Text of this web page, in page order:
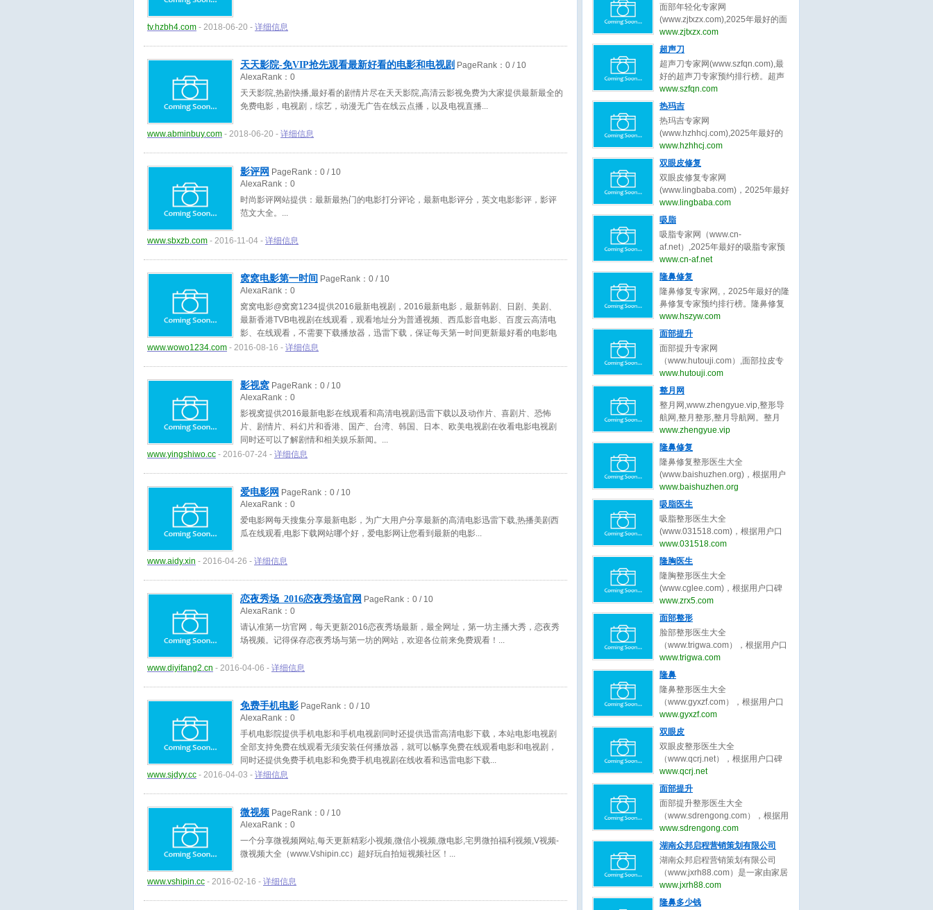
tv.hzbh4.com - 2018-06-20 - 详细信息
天天影院-免VIP抢先观看最新好看的电影和电视剧 PageRank： 0 / 10
AlexaRank： 0
天天影院,热剧快播,最好看的剧情片尽在 天天影院,高清云影视免费为大家提供最新最全的
免费电影，电视剧，综艺，动漫无广告在线云点播，以及电视直播
www.abminbuy.com - 2018-06-20 - 详细信息
影评网 PageRank： 0 / 10
AlexaRank： 0
时尚影评网站提供：最新最热门的电影打分评论，最新电影评分，英文电影影评，影评
范文大全。
www.sbxzb.com - 2016-11-04 - 详细信息
窝窝电影第一时间 PageRank： 0 / 10
AlexaRank： 0
窝窝电影@窝窝1234提供2016最新电视剧，2016最新电影，最新韩剧、日剧、美剧、
最新香港TVB电视剧在线观看，观看地址分为普通视频、西瓜影音电影、百度云高清电
影、在线观看，不需要下载播放器，迅雷下载，保证每天第一时间更新最好看的电影电
视剧，第一时间分享，欢迎大家锁定窝窝电影@窝窝1234在线观看。
www.wowo1234.com - 2016-08-16 - 详细信息
影视窝 PageRank： 0 / 10
AlexaRank： 0
影视窝提供2016最新电影在线观看和高清电视剧迅雷下载以及动作片、喜剧片、恐怖
片、剧情片、科幻片和香港、国产、台湾、韩国、日本、欧美电视剧在收看电影电视剧
同时还可以了解剧情和相关娱乐新闻。
www.yingshiwo.cc - 2016-07-24 - 详细信息
爱电影网 PageRank： 0 / 10
AlexaRank： 0
爱电影网每天搜集分享最新电影，为广大用户分享最新的高清电影迅雷下载,热播美剧西
瓜在线观看,电影下载网站哪个好，爱电影网让您看到最新的电影
www.aidy.xin - 2016-04-26 - 详细信息
恋夜秀场_2016恋夜秀场官网 PageRank： 0 / 10
AlexaRank： 0
请认准第一坊官网，每天更新2016恋夜秀场最新，最全网址，第一坊主播大秀，恋夜秀
场视频。记得保存恋夜秀场与第一坊的网站，欢迎各位前来免费观看！
www.diyifang2.cn - 2016-04-06 - 详细信息
免费手机电影 PageRank： 0 / 10
AlexaRank： 0
手机电影院提供手机电影和手机电视剧同时还提供迅雷高清电影下载，本站电影电视剧
全部支持免费在线观看无须安装任何播放器，就可以畅享免费在线观看电影和电视剧，
同时还提供免费手机电影和免费手机电视剧在线收看和迅雷电影下载
www.sjdyy.cc - 2016-04-03 - 详细信息
微视频 PageRank： 0 / 10
AlexaRank： 0
一个分享微视频网站,每天更新精彩小视频,微信小视频,微电影,宅男微拍福利视频,V视频-
微视频大全（www.Vshipin.cc）超好玩自拍短视频社区！
www.vshipin.cc - 2016-02-16 - 详细信息
胸部形态的外科整形技术，隆胸旨
在塑造更符合审美标准的身体曲线
并提升女性自信‌。隆胸的‌医学范
畴‌：隆胸属于医美手术，隆胸主要
针对乳房发育不良、扁平或松弛下
垂等问题，通过植入假体或移植自
体组织实现胸部形态优化‌。‌隆胸目
的‌：隆胸可以改善身体比例，增强
女性特征，满足心理及社交需
求‌。
息。预约咨询微信：
bianmei0528。脂肪填充（自体脂
肪移植）是一种通过将自身脂肪组
织移植到需要填充的部位，以达到
塑形、修复凹陷或改善外观的美容
手术。脂肪填充是一种利用自体脂
肪移植技术，将身体其他部位（如
腹部、大腿、臀部）的脂肪抽取、
处理后，注射到需要填充的部位
（如面部、胸部、臀部等），以改
善形态、增加体积或修复缺损。脂
肪填充的手术过程为：脂肪提取、
脂肪处理、脂肪注射。脂肪填充存
活率不稳定：部分脂肪细胞可能无
法存活，需要多次手术以达到理想
效果。
面部年轻化专家网
(www.zjtxzx.com),2025年最好的面
部年轻化专家预约排行榜。面部年
轻化专家网，提供,杨俊,陈兵,黄寅
成,卢丙仑,蒋松林等关于面部年轻化
的专家和信息。预约咨询微信：
bianmei0528。面部年轻化是一种
通过手术或非手术手段改善面部松
弛、下垂等问题，使面部轮廓更加
紧致、年轻化的美容技术。它主要
针对因年龄增长、胶原蛋白流失、
脂肪移位等原因导致的面部皮肤松
弛、皱纹、下垂等衰老特征。面部
年轻化的常见方法包括：手术类面
部年轻化（面部提拉术、SMAS筋
膜提升术、小切口面部年轻化）和
非手术类面部年轻化（注射填充提
升、埋线提升、射频紧肤术、超声
提拉）。
www.zjtxzx.com
超声刀
超声刀专家网(www.szfqn.com),最
好的超声刀专家预约排行榜。超声
刀专家网，提供,常毅,汪文娟,杨芷,
肖阳,张志宇,张静,侯明波,徐鹏2,刘
息。预约咨询微信：
bianmei0528。超声刀是一种利用
超声波能量进行手术治疗的设备，
它在医疗领域有广泛的应用。超声
刀，全称为超声切割止血刀，是一
种利用超声波的高频振动来切割和
凝固人体组织的医疗器械。超声刀
通过将电能转换为超声波能量，利
用超声波的热效应、空化效应和机
械效应，实现对组织的切割、凝固
和止血。
www.szfqn.com
热玛吉
热玛吉专家网
(www.hzhhcj.com),2025年最好的
热玛吉专家预约排行榜。热玛吉专
家网，提供,王恒1,徐宇红,谢活生,夏
自刚,牟北平等关于热玛吉的专家和
信息。预约咨询微信：
bianmei0528。热玛吉是一种利用
射频技术进行皮肤紧致和抗衰老的
非侵入性美容治疗方法。热玛吉通
过高射频能量作用于皮肤深层，刺
激胶原蛋白的收缩和再生，从而达
到紧致肌肤、减少皱纹的效果。热
玛吉的工作原理基于射频技术。在
治疗过程中，热玛吉设备会发出特
定频率的射频能量，穿透皮肤表
层，到达皮肤深层组织。当射频能
量被组织中的水分子吸收后，会产
生热量，导致胶原蛋白纤维收缩，
并刺激新的胶原蛋白生成。
www.hzhhcj.com
双眼皮修复
双眼皮修复专家网
(www.lingbaba.com)，2025年最好
的双眼皮修复专家预约排行榜。双
眼皮修复专家网，提供曾翾,张园园,
雄,史迎军,白永辉,李冉,冷静,田怡,刘
平,陈勇,余东,周瑜,俞惠忠,张楚,李
勇,郑小红,王晓峰,王恒,王维,佀同帅,
徐晓斐,王衡健,陈小剑,王振军,刘志
刚,孟明星,杨蓉,王香平,敖健飞,师丽
丽,吴焱秋,李燕,张颖,张冰洁,常冬青,
金鑫,王世勇,彭青和,刘晓伟,隋长清,
靳小雷,孔宇,杨丽,田国静,滕彦,林靖,
张大艳,韩勋,王岩,卢建建,金云波,顾
斌,高寿松,范海燕,林威,潘贰,陈芝,张
娇娇,方涛,秦小惠,何洁,楼善叶,武文
蕾,刘学源,阮庆玲,李光琴,冯传波,赵
成利,朱迪,张小川,刘辅容等关于双
眼皮修复的专家和信息。预约咨询
微信：bianmei0528。
www.lingbaba.com
吸脂
吸脂专家网（www.cn-
af.net）,2025年最好的吸脂专家预
约排行榜。吸脂专家网，提供顾云
鹏,李发成,曹卫刚,齐越,王春虎,李小
刘冲,王阳,许占群,袁玉坤,乔爱军,马
梅生,李春财,程辰,田其,万晓楠,齐文
章,汪新伟,翟爽,吕倩雯,陈元良,孙笛,
曹孟君,冷冰,秦冬,龙成,刘玉钊,汪新
伟,张超,刘靖涛,李建锐,胡守舵,孙波,
盛玲玲,金洪尧,马桂娥,王维新,刘李
娜,郑岩,王乡宁,卢九宁,黄云福,李胜
旭,王勇,李增辉,卢新蕾,张荣明,刘彦
龙,詹炜卿,梁红伟,陈兵,张涛,唐亮,于
冬梅,鲁峰,刘杰伟,闫爱跃等关于吸
脂的专家和信息。预约咨询微信：
bianmei0528。
www.cn-af.net
隆鼻修复
隆鼻修复专家网,，2025年最好的隆
鼻修复专家预约排行榜。隆鼻修复
专家网，提供,韩加送,戴传昌,魏皎,
李圣利,韩嘉毅,李健,范锴,高顺福,刘
娟,任东,曲妙轩,葛志鑫,张龙,李保锴,
李信峰,向宏伟,李劲良,李长富,巫文
云,刘彦军,宫风勇,洪春,杜轶男,汪垟,
徐利刚,汪云锋,王英勇,王旭彬,陈倩,
赵士俊,王杰,李理,陈超群,叶子荣,柴
军,项昌峰,陈杰,李安平,孙前磊,陶俊,
龚涛,高山,曾高,安阳,路会,张辉,周
柯,牛勇敢,王艇,倪云志,韩国栋,冯雁
平,王欢,尤建军,胡俊峰,夏正义,李青
峰,罗汇东,张洪波,毕胜,王天国,曹芳,
王会勇,李文峰,刘志刚,朱灿,李希军,
周仪,江宝华,廖连平,贾德渊,范飞,李
爱林,王先成,李东,徐航,王军,欧阳春,
戴婷婷,曾斌,吴玉家,梁晓健,潘峰等
关于隆鼻修复的专家和信息。预约
咨询微信：bianmei0528。
www.hszyw.com
面部提升
面部提升专家网
（www.hutouji.com）,面部拉皮专
家网,脸部除皱专家网，2025年最好
的面部提升专家预约排行榜。面部
皮,脸部除皱,脸部拉皮专家,面部拉
皮专家,脸部除皱专家,柳民熙,穆宝
安,黄寅守,杜太超,张海明,祝东升,袁
强,杨大平,王乙立,金云波,卢丙仑,王
召东,王冀耕,倪峰,蒋松林等关于面
部提升的专家和信息。预约咨询微
信：bianmei0528。
www.hutouji.com
整月网
整月网,www.zhengyue.vip,整形导
航网,整月整形,整月导航网。整月
网，整月整形导航网_收集全国最好
的整形美容网站。
www.zhengyue.vip
隆鼻修复
隆鼻修复整形医生大全
(www.baishuzhen.org)，根据用户
口碑收录全中国最好的隆鼻修复整
形医生，包括不限于隆鼻修复整形
修复隆鼻整形医生、北京隆鼻修复
整形医生、上海隆鼻修复整形医
生、广州隆鼻修复整形医生、成都
隆鼻修复整形医生、武汉隆鼻修复
整形医生、西安隆鼻修复整形、郑
州隆鼻修复整形。隆鼻修复整形医
生大全，秉承为客户服务公平公正
原则，为整形客户求美决策推荐最
好的隆鼻修复整形医生。
www.baishuzhen.org
吸脂医生
吸脂整形医生大全
(www.031518.com)，根据用户口
碑收录全中国最好的吸脂整形医
生，包括不限于吸脂整形外科医
形医生、北京吸脂整形医生、上海
吸脂整形医生、广州吸脂整形医
生、成都吸脂整形医生、武汉吸脂
整形医生、西安吸脂整形、郑州吸
脂整形。吸脂整形医生大全，秉承
为客户服务公平公正原则，为整形
客户求美决策推荐最好的吸脂整形
医生。
www.031518.com
隆胸医生
隆胸整形医生大全
(www.cglee.com)，根据用户口碑
收录全中国最好的隆胸整形医生，
包括不限于隆胸整形外科医生、隆
生、北京隆胸整形医生、上海隆胸
整形医生、广州隆胸整形医生、成
都隆胸整形医生、武汉隆胸整形医
生、西安隆胸整形、郑州隆胸整
形。隆胸整形医生大全，秉承为客
户服务公平公正原则，为整形客户
求美决策推荐最好的隆胸整形医
生。
www.zrx5.com
面部整形
脸部整形医生大全
（www.trigwa.com），根据用户口
碑收录全中国最好的脸部整形医
生，包括不限于脸部整形外科医
生、眼睛整形医生、吸脂整形医
生、修复整形医生、北京脸部整形
医生、上海脸部整形医生、广州脸
部整形医生、成都脸部整形医生、
武汉脸部整形医生、西安脸部整
形、郑州脸部整形。脸部整形医生
大全，秉承为客户服务公平公正原
则，为整形客户求美决策推荐最好
的脸部整形医生。
www.trigwa.com
隆鼻
隆鼻整形医生大全
（www.gyxzf.com），根据用户口
碑收录全中国最好的隆鼻整形医
生，包括不限于隆鼻整形外科医
生、眼睛整形医生、吸脂整形医
生、修复整形医生、北京整形医
生、上海整形医生、广州整形医
生、成都整形医生、武汉整形医
生。整形医生大全，秉承为客户服
务公平公正原则，为整形客户求美
决策推荐最好的隆鼻整形医生。
www.gyxzf.com
双眼皮
双眼皮整形医生大全
（www.qcrj.net），根据用户口碑
收录全中国最好的整形医生，包括
不限于整形外科医生、微整形医
生、修复双眼皮整形医生、北京双
眼皮整形医生、上海双眼皮整形医
生、广州双眼皮整形医生、成都双
眼皮整形医生、武汉双眼皮整形医
生。双眼皮整形医生大全，秉承为
客户服务公平公正原则，为整形客
户求美决策推荐最好的双眼皮整形
医生。
www.qcrj.net
面部提升
面部提升整形医生大全
（www.sdrengong.com），根据用
户口碑收录全中国最好的面部提升
整形医生，包括不限于面部提升整
生、修复提升整形医生、北京面部
提升整形医生、上海面部提升整形
医生、广州面部提升整形医生、成
都面部提升整形医生、武汉面部提
www.sdrengong.com
湖南众邦启程营销策划有限公司
湖南众邦启程营销策划有限公司
（www.jxrh88.com）是一家由家居
行业精英共同打造的商业智慧平台,
集策划咨询、 教育培训、 执行落
www.jxrh88.com
隆鼻多少钱